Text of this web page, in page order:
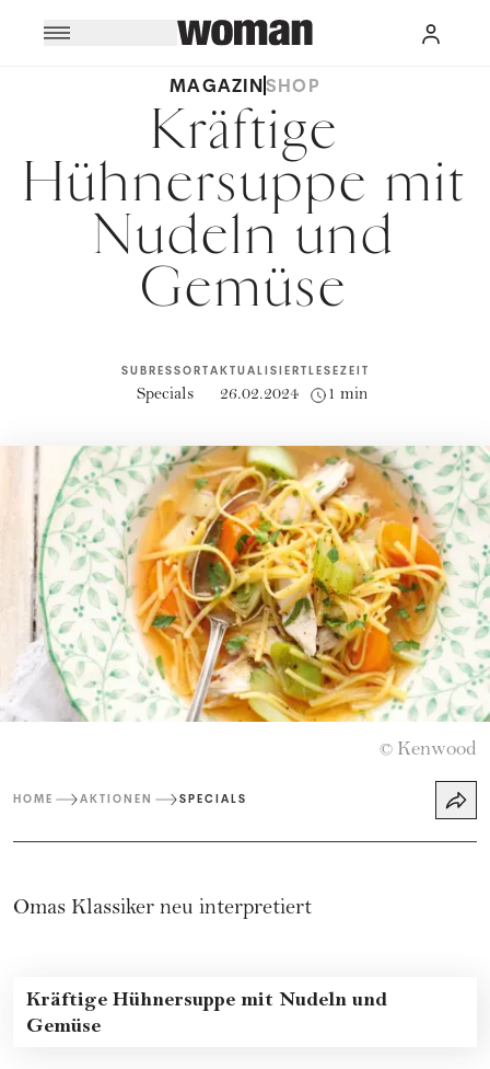
MAGAZINSHOP
Kräftige
Hühnersuppe mit
Nudeln und
Gemüse
SUBRESSORT
Specials
AKTUALISIERT
26.02.2024
LESEZEIT
1 min
© Kenwood
HOME AKTIONEN SPECIALS
Omas Klassiker neu interpretiert
Kräftige Hühnersuppe mit Nudeln und
Gemüse